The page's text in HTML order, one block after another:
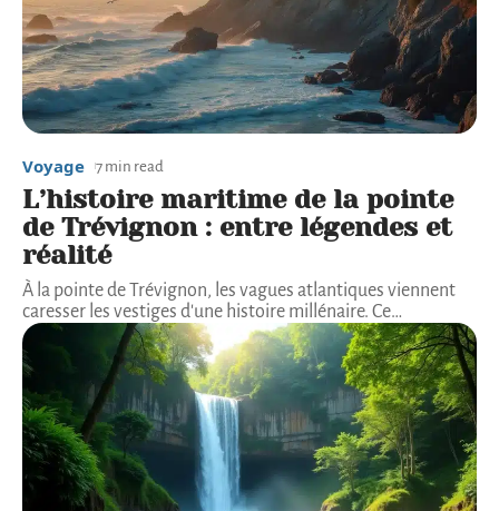
Voyage 7 min read
L’histoire maritime de la pointe
de Trévignon : entre légendes et
réalité
À la pointe de Trévignon, les vagues atlantiques viennent
caresser les vestiges d'une histoire millénaire. Ce…